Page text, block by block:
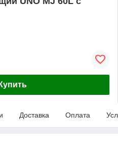
Купить
Доставка Оплата